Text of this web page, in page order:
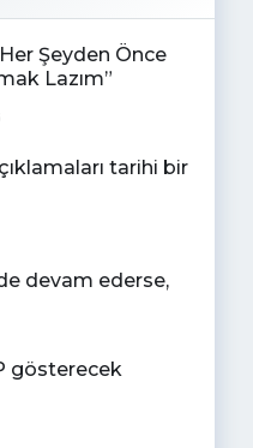
Şeyden Önce
Lazım”
tarihi bir
devam ederse,
gösterecek